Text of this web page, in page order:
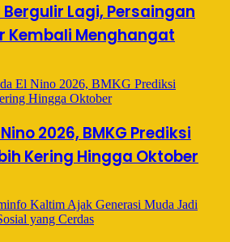
Bergulir Lagi, Persaingan
Kembali Menghangat
2026, BMKG Prediksi
Kering Hingga Oktober